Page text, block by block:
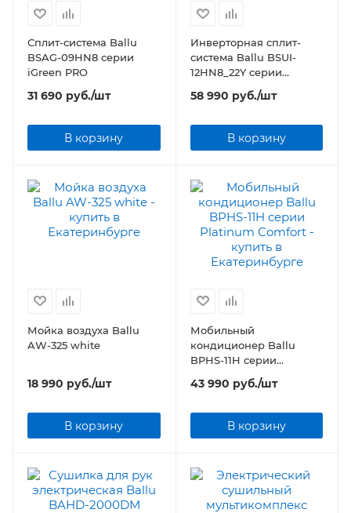
Сплит-система Ballu
BSAG-09HN8 серии
iGreen PRO
31 690 руб./шт
В корзину
Инверторная сплит-
система Ballu BSUI-
12HN8_22Y серии
Platinum Evolution DC
Inverter
58 990 руб./шт
В корзину
Мойка воздуха Ballu
AW-325 white
18 990 руб./шт
В корзину
Мобильный
кондиционер Ballu
BPHS-11H серии
Platinum Comfort
43 990 руб./шт
В корзину